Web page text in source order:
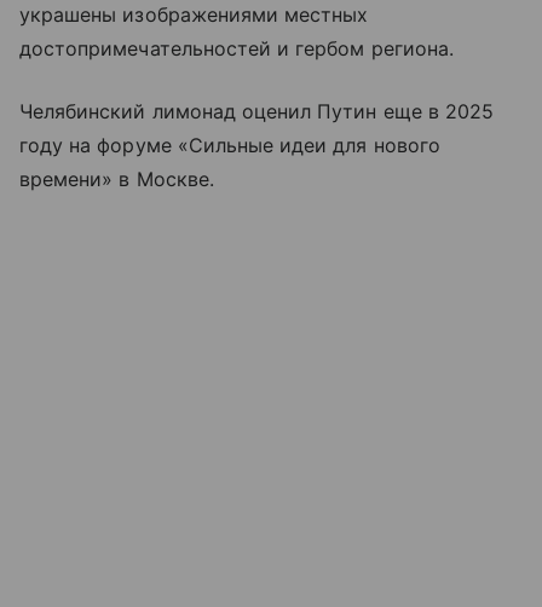
украшены изображениями местных
достопримечательностей и гербом региона.
Челябинский лимонад оценил Путин еще в 2025
году на форуме «Сильные идеи для нового
времени» в Москве.